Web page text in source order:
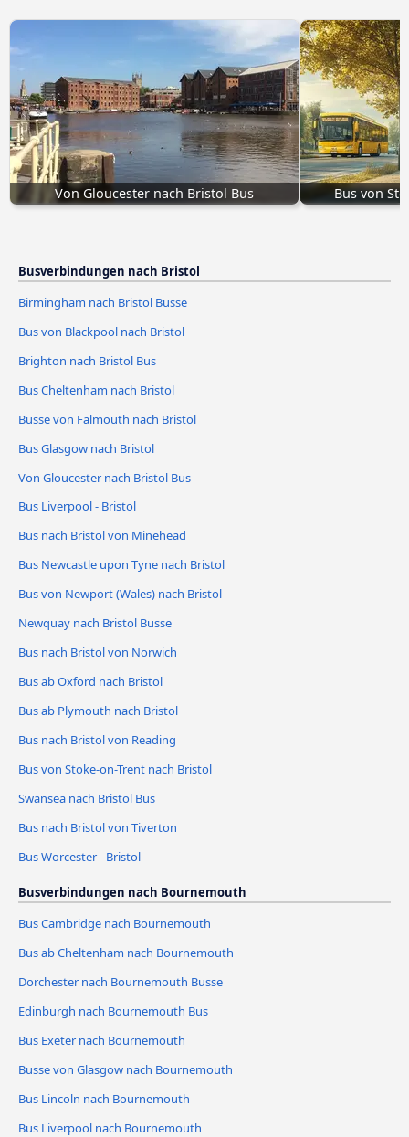
Von Gloucester nach Bristol Bus Bus von
Busverbindungen nach Bristol
Birmingham nach Bristol Busse
Bus von Blackpool nach Bristol
Brighton nach Bristol Bus
Bus Cheltenham nach Bristol
Busse von Falmouth nach Bristol
Bus Glasgow nach Bristol
Von Gloucester nach Bristol Bus
Bus Liverpool - Bristol
Bus nach Bristol von Minehead
Bus Newcastle upon Tyne nach Bristol
Bus von Newport (Wales) nach Bristol
Newquay nach Bristol Busse
Bus nach Bristol von Norwich
Bus ab Oxford nach Bristol
Bus ab Plymouth nach Bristol
Bus nach Bristol von Reading
Bus von Stoke-on-Trent nach Bristol
Swansea nach Bristol Bus
Bus nach Bristol von Tiverton
Bus Worcester - Bristol
Busverbindungen nach Bournemouth
Bus Cambridge nach Bournemouth
Bus ab Cheltenham nach Bournemouth
Dorchester nach Bournemouth Busse
Edinburgh nach Bournemouth Bus
Bus Exeter nach Bournemouth
Busse von Glasgow nach Bournemouth
Bus Lincoln nach Bournemouth
Bus Liverpool nach Bournemouth